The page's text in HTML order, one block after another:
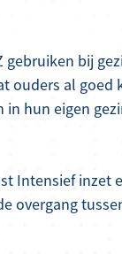
gebruiken bij
ouders al
hun eigen
Intensief inzet
overgang